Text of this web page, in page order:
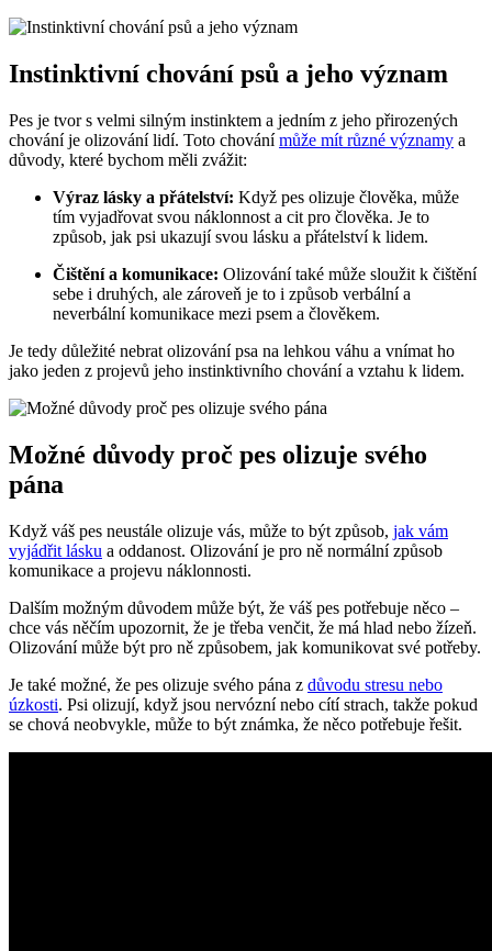
Instinktivní chování psů a jeho význam
Pes je tvor s velmi silným instinktem a jedním z jeho přirozených
chování je olizování lidí. Toto chovánímůže mít různé významy a
důvody, které bychom měli zvážit:
Výraz lásky a přátelství: Když pes olizuje člověka, může
tím vyjadřovat svou náklonnost a cit pro člověka. Je to
způsob, jak psi ukazují svou lásku a přátelství k lidem.
Čištění a komunikace: Olizování také může sloužit k čištění
sebe i druhých, ale zároveň je to i způsob verbální a
neverbální komunikace mezi psem a člověkem.
Je tedy důležité nebrat olizování psa na lehkou váhu a vnímat ho
jako jeden z projevů jeho instinktivního chování a vztahu k lidem.
Možné důvody proč pes olizuje svého
pána
Když váš pes neustále olizuje vás, může to být způsob, jak vám
vyjádřit lásku a oddanost. Olizování je pro ně normální způsob
komunikace a projevu náklonnosti.
Dalším možným důvodem může být, že váš pes potřebuje něco –
chce vás něčím upozornit, že je třeba venčit, že má hlad nebo žízeň.
Olizování může být pro ně způsobem, jak komunikovat své potřeby.
Je také možné, že pes olizuje svého pána z důvodu stresu nebo
úzkosti. Psi olizují, když jsou nervózní nebo cítí strach, takže pokud
se chová neobvykle, může to být známka, že něco potřebuje řešit.